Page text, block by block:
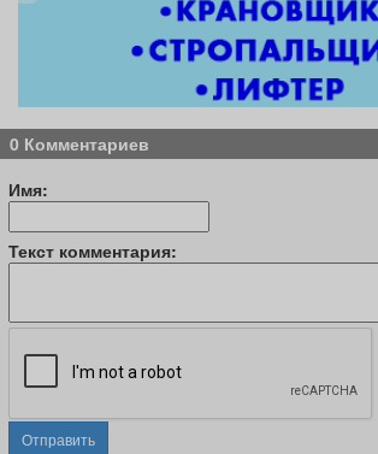
0 Комментариев
Имя:
Текст комментария:
Отправить